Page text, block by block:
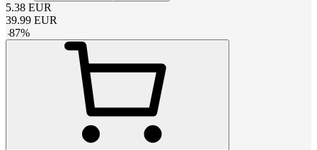
5.38 EUR
39.99 EUR
-87%